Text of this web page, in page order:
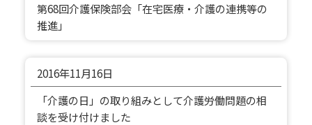
第68回介護保険部会「在宅医療・介護の連携等の
推進」
2016年11月16日
「介護の日」の取り組みとして介護労働問題の相
談を受け付けました